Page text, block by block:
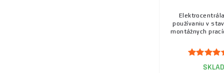
20.
používaniu v
montážnych